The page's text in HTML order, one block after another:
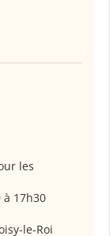
les
à 17h30
le-Roi